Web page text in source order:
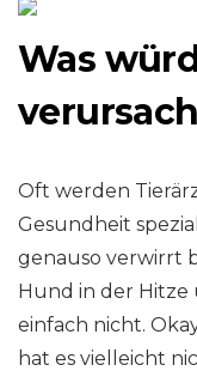
Was
Oft werden
Gesundheit
genauso verwirrt
Hund in der Hitze
einfach nicht.
hat es vielleicht